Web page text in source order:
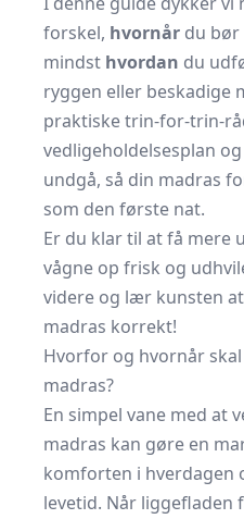
forskel, hvornår du bør
mindst hvordan du
ryggen eller beskadige
praktiske trin-for-trin-
vedligeholdelsesplan
undgå, så din madras
som den første nat.
Er du klar til at få mere
vågne op frisk og
videre og lær kunsten
madras korrekt!
Hvorfor og hvornår
madras?
En simpel vane med at
madras kan gøre en
komforten i hverdagen
levetid. Når liggefladen